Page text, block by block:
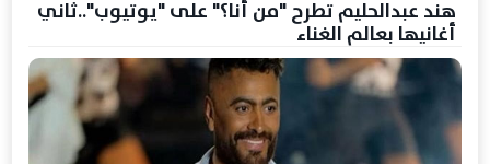
هند عبدالحليم تطرح "من أنا؟" على "يوتيوب"..ثاني
أغانيها بعالم الغناء